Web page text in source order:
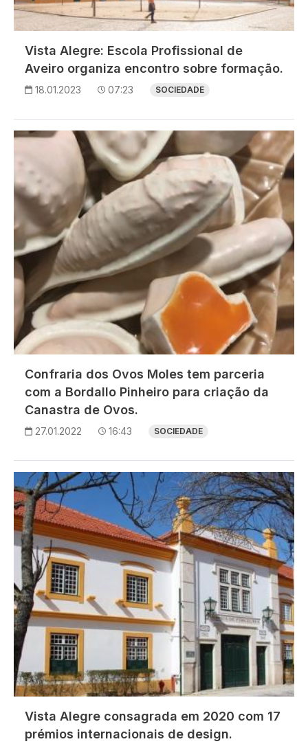
Vista Alegre: Escola Profissional de
Aveiro organiza encontro sobre formação.
18.01.2023 07:23 SOCIEDADE
Imagem
Confraria dos Ovos Moles tem parceria
com a Bordallo Pinheiro para criação da
Canastra de Ovos.
27.01.2022 16:43 SOCIEDADE
Imagem
Vista Alegre consagrada em 2020 com 17
prémios internacionais de design.